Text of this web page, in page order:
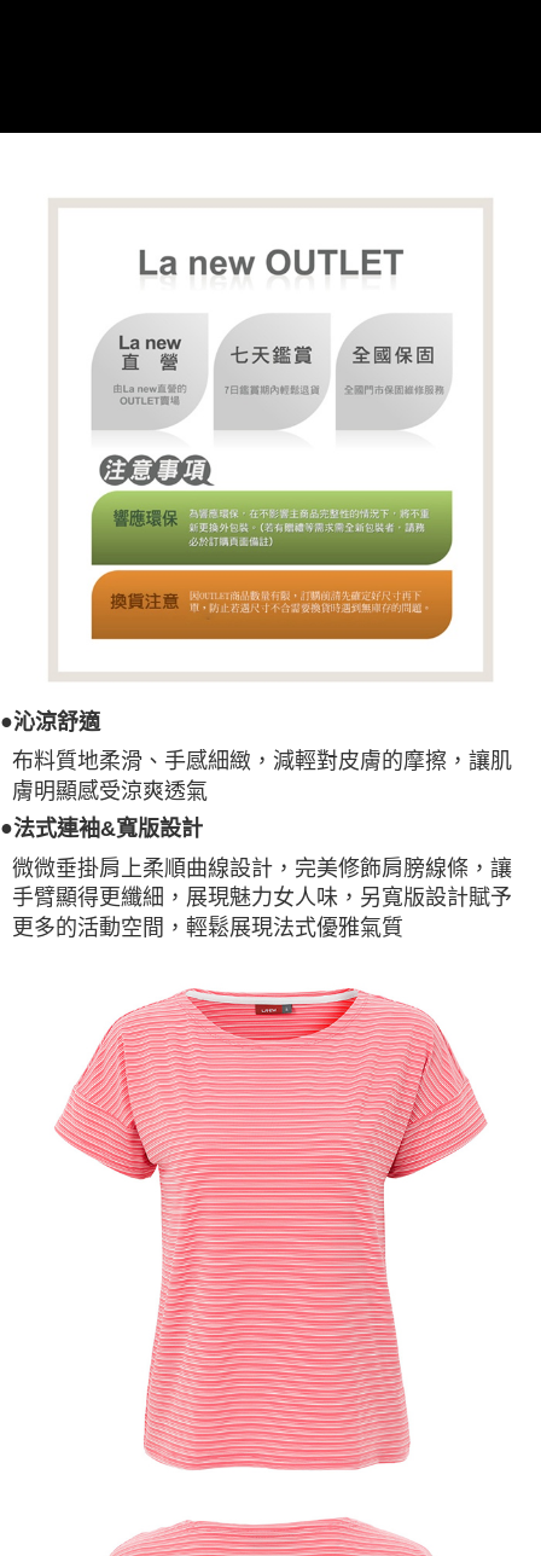
●沁涼舒適
布料質地柔滑、手感細緻，減輕對皮膚的摩擦，讓肌
膚明顯感受涼爽透氣
●法式連袖&寬版設計
微微垂掛肩上柔順曲線設計，完美修飾肩膀線條，讓
手臂顯得更纖細，展現魅力女人味，另寬版設計賦予
更多的活動空間，輕鬆展現法式優雅氣質